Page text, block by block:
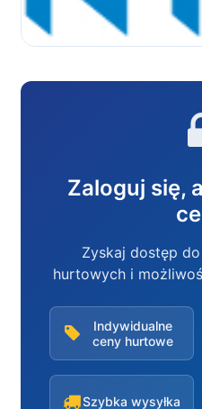
Zaloguj się,
Zyskaj dostęp
hurtowych i
Indywidualne
ceny hurtowe
Szybka wysyłka